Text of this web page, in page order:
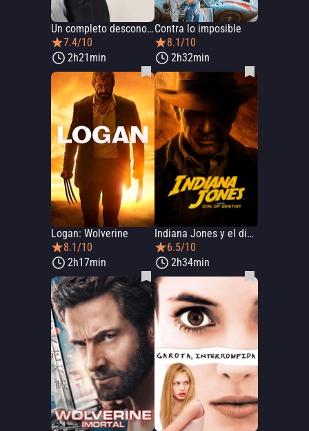
Un completo desconocido
7.4/10
2h21min
Contra lo imposible
8.1/10
2h32min
Logan: Wolverine
8.1/10
2h17min
Indiana Jones y el dial del destino
6.5/10
2h34min